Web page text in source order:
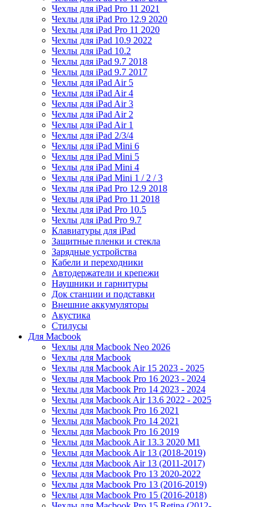
Чехлы для iPad Pro 11 2021
Чехлы для iPad Pro 12.9 2020
Чехлы для iPad Pro 11 2020
Чехлы для iPad 10.9 2022
Чехлы для iPad 10.2
Чехлы для iPad 9.7 2018
Чехлы для iPad 9.7 2017
Чехлы для iPad Air 5
Чехлы для iPad Air 4
Чехлы для iPad Air 3
Чехлы для iPad Air 2
Чехлы для iPad Air 1
Чехлы для iPad 2/3/4
Чехлы для iPad Mini 6
Чехлы для iPad Mini 5
Чехлы для iPad Mini 4
Чехлы для iPad Mini 1 / 2 / 3
Чехлы для iPad Pro 12.9 2018
Чехлы для iPad Pro 11 2018
Чехлы для iPad Pro 10.5
Чехлы для iPad Pro 9.7
Клавиатуры для iPad
Защитные пленки и стекла
Зарядные устройства
Кабели и переходники
Автодержатели и крепежи
Наушники и гарнитуры
Док станции и подставки
Внешние аккумуляторы
Акустика
Стилусы
Для Macbook
Чехлы для Macbook Neo 2026
Чехлы для Macbook
Чехлы для Macbook Air 15 2023 - 2025
Чехлы для Macbook Pro 16 2023 - 2024
Чехлы для Macbook Pro 14 2023 - 2024
Чехлы для Macbook Air 13.6 2022 - 2025
Чехлы для Macbook Pro 16 2021
Чехлы для Macbook Pro 14 2021
Чехлы для Macbook Pro 16 2019
Чехлы для Macbook Air 13.3 2020 M1
Чехлы для Macbook Air 13 (2018-2019)
Чехлы для Macbook Air 13 (2011-2017)
Чехлы для Macbook Pro 13 2020-2022
Чехлы для Macbook Pro 13 (2016-2019)
Чехлы для Macbook Pro 15 (2016-2018)